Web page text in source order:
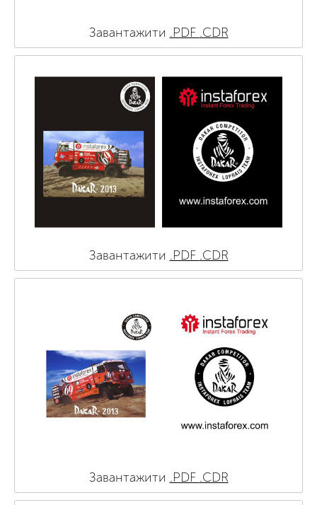
Завантажити .PDF .CDR
Завантажити .PDF .CDR
Завантажити .PDF .CDR